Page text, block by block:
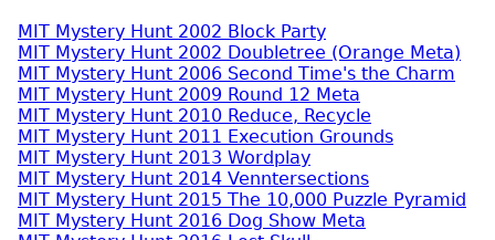
MIT Mystery Hunt 2002 Block Party
MIT Mystery Hunt 2002 Doubletree (Orange Meta)
MIT Mystery Hunt 2006 Second Time's the Charm
MIT Mystery Hunt 2009 Round 12 Meta
MIT Mystery Hunt 2010 Reduce, Recycle
MIT Mystery Hunt 2011 Execution Grounds
MIT Mystery Hunt 2013 Wordplay
MIT Mystery Hunt 2014 Venntersections
MIT Mystery Hunt 2015 The 10,000 Puzzle Pyramid
MIT Mystery Hunt 2016 Dog Show Meta